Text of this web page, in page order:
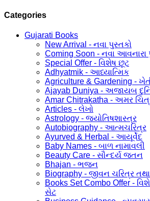
Categories
Gujarati Books
New Arrival - નવા પુસ્તકો
Coming Soon - નવા આવનારા
Special Offer - વિશેષ છૂટ
Adhyatmik - આધ્યાત્મિક
Agriculture & Gardening -
Ajayab Duniya - અજાયબ
Amar Chitrakatha - અમર
Articles - લેખો
Astrology - જ્યોતિષશાસ્ત્ર
Autobiography - આત્મચરિત્ર
Ayurved & Herbal - આયૂર્વેદ
Baby Names - બાળ નામાવલી
Beauty Care - સૌન્દર્ય જતન
Bhajan - ભજન
Biography - જીવન ચરિત્ર
Books Set Combo Offer -
સેટ